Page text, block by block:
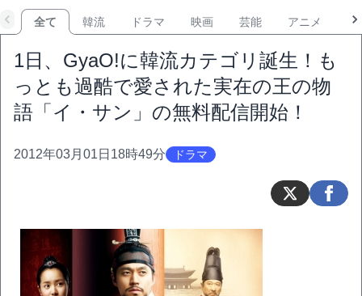
全て 韓流 ドラマ 映画 芸能 アニメ
1日、GyaO!に韓流カテゴリ誕生！も
っとも過酷で愛された実在の王の物
語「イ・サン」の無料配信開始！
2012年03月01日18時49分 ドラマ